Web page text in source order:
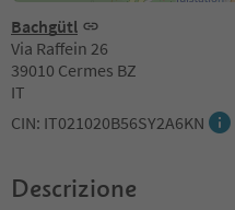
Bachgütl
Via Raffein 26
39010 Cermes BZ
IT
CIN: IT021020B56SY2A6KN
Descrizione